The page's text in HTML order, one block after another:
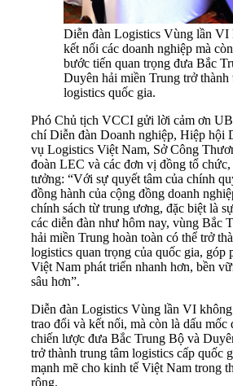
Diễn đàn Logistics Vùng lần VI
kết nối các doanh nghiệp mà
bước tiến quan trọng đưa Bắc
Duyên hải miền Trung trở thành
logistics quốc gia.
Phó Chủ tịch VCCI gửi lời cảm ơn
chí Diễn đàn Doanh nghiệp, Hiệp hội
vụ Logistics Việt Nam, Sở Công
đoàn LEC và các đơn vị đồng tổ
tưởng: “Với sự quyết tâm của chính
đồng hành của cộng đồng doanh
chính sách từ trung ương, đặc biệt là
các diễn đàn như hôm nay, vùng Bắc
hải miền Trung hoàn toàn có thể trở
logistics quan trọng của quốc gia, góp
Việt Nam phát triển nhanh hơn, bền
sâu hơn”.
Diễn đàn Logistics Vùng lần VI
trao đổi và kết nối, mà còn là dấu mốc
chiến lược đưa Bắc Trung Bộ và
trở thành trung tâm logistics cấp quốc
mạnh mẽ cho kinh tế Việt Nam trong
rộng.